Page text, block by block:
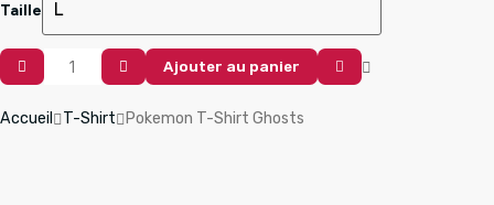
Taille
Quantité
De
T-
Ajouter au panier
Accueil T-Shirt Pokemon T-Shirt Ghosts